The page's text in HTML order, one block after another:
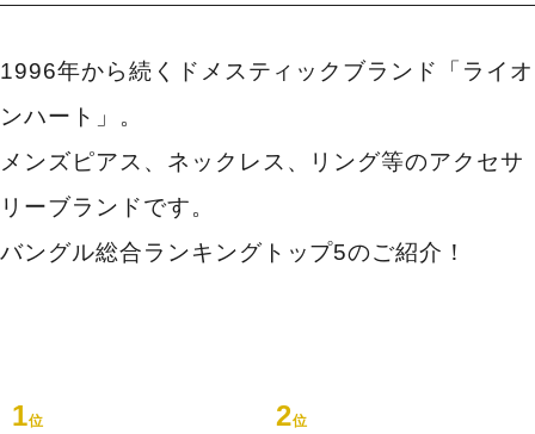
1996年から続くドメスティックブランド「ライオ
ンハート」。
メンズピアス、ネックレス、リング等のアクセサ
リーブランドです。
バングル総合ランキングトップ5のご紹介！
1位 2位